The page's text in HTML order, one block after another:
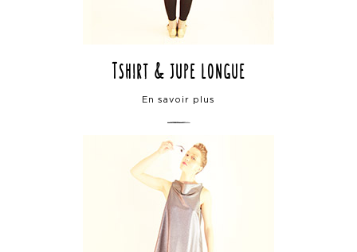
Tshirt & jupe longue
En savoir plus